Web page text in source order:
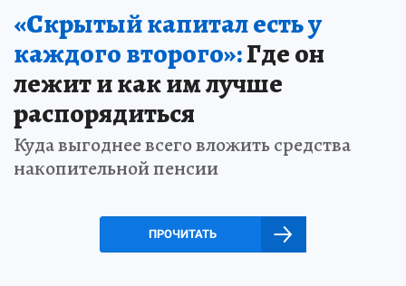
«Скрытый капитал есть у
каждого второго»:Где он
лежит и как им лучше
распорядиться
Куда выгоднее всего вложить средства
накопительной пенсии
ПРОЧИТАТЬ